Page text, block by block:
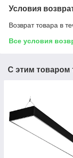
Условия
Возврат товара в
Все условия
С этим товаром